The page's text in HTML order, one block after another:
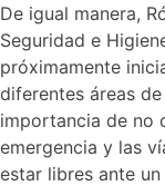
De igual manera,
Seguridad e
próximamente
diferentes áreas
importancia de no
emergencia y las
estar libres ante